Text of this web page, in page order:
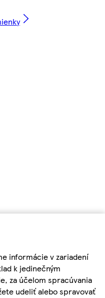
informácie v zariadení
k jedinečným
za účelom spracúvania
udeliť alebo spravovať